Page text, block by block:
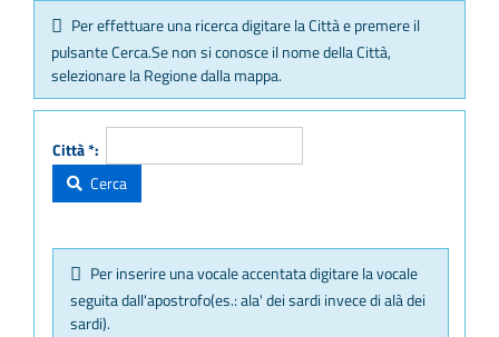
Per effettuare una ricerca digitare la Città e premere il
pulsante Cerca.Se non si conosce il nome della Città,
selezionare la Regione dalla mappa.
Città *:
Cerca
Per inserire una vocale accentata digitare la vocale
seguita dall'apostrofo(es.: ala' dei sardi invece di alà dei
sardi).